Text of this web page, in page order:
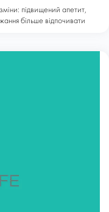
підвищений апетит,
більше відпочивати